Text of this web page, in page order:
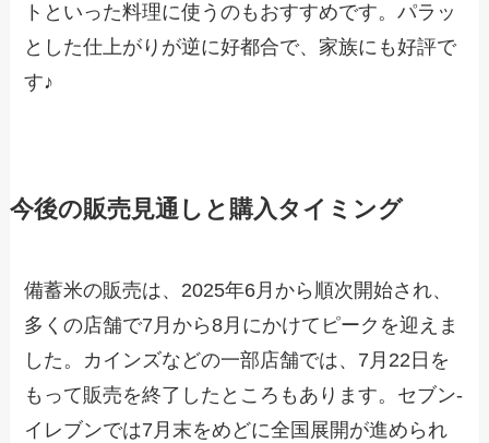
トといった料理に使うのもおすすめです。パラッ
とした仕上がりが逆に好都合で、家族にも好評で
す♪
今後の販売見通しと購入タイミング
備蓄米の販売は、2025年6月から順次開始され、
多くの店舗で7月から8月にかけてピークを迎えま
した。カインズなどの一部店舗では、7月22日を
もって販売を終了したところもあります。セブン-
イレブンでは7月末をめどに全国展開が進められ